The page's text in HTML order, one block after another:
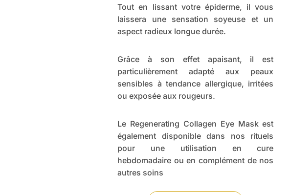
Tout en lissant votre épiderme, il vous
laissera une sensation soyeuse et un
aspect radieux longue durée.
Grâce à son effet apaisant, il est
particulièrement adapté aux peaux
sensibles à tendance allergique, irritées
ou exposée aux rougeurs.
Le Regenerating Collagen Eye Mask est
également disponible dans nos rituels
pour une utilisation en cure
hebdomadaire ou en complément de nos
autres soins